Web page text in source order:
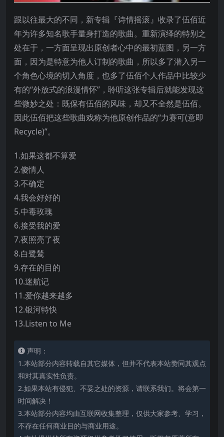
跟以往最大的不同，新专辑『诗情摇滚』收录了伍佰近
年为许多知名歌手量身打造的歌曲。重新演绎的特别之
处在于，一方面呈现出原创者心中的最初蓝图，另一方
面，因为是特意为他人订制的歌曲，所以多了潜入另一
个角色心境的切入角度，也多了伍佰个人作品中比较少
有的“外放式的浪漫情怀”，聆听这张专辑后就能发现这
些微妙之处：既保有伍佰的风味，却又不全然是伍佰。
因此伍佰把这些歌曲戏称为他原创作品的“力赛可(意即
Recycle)”。
1.如果这都不算爱
2.傻情人
3.不确定
4.我会好好的
5.中毒玫瑰
6.接受我的爱
7.夜照亮了夜
8.白鹭鸶
9.存在的目的
10.迷航记
11.爱你越来越多
12.银河特快
13.Listen to Me
声明：
1.本站部分内容转载自其它媒体，但并不代表本站赞同其观点
和对其真实性负责。
2.如果本站有侵犯、不妥之处的资源，请联系我们。将会第一
时间解决！
3.本站部分内容均由互联网收集整理，仅供大家参考、学习，
不存在任何商业目的与商业用途。